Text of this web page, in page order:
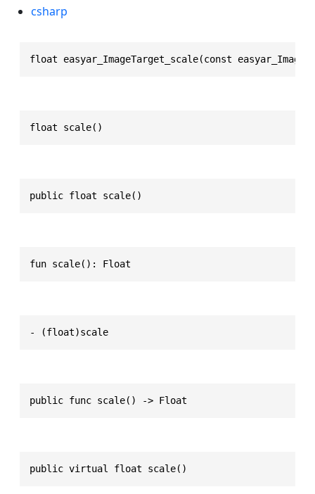
csharp
float easyar_ImageTarget_scale(const
float scale()
public float scale()
fun scale(): Float
- (float)scale
public func scale() -> Float
public virtual float scale()